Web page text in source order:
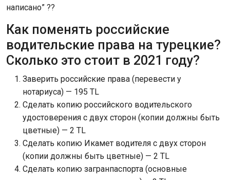
написано” ??
Как поменять российские
водительские права на турецкие?
Сколько это стоит в 2021 году?
Заверить российские права (перевести у
нотариуса) — 195 TL
Сделать копию российского водительского
удостоверения с двух сторон (копии должны быть
цветные) — 2 TL
Сделать копию Икамет водителя с двух сторон
(копии должны быть цветные) — 2 TL
Сделать копию загранпаспорта (основные